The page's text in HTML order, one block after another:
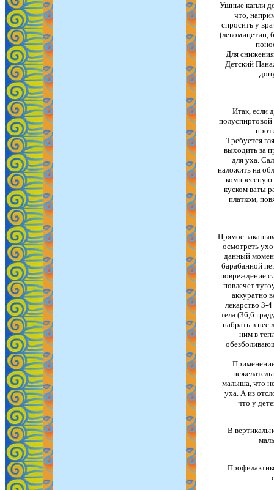
Ушные капли
что,
спросить у
(левомицетин,
Для
Детский
Итак, если
Требуется
выходить за
для уха.
наложить на
компрессную
куском ваты
платком,
Прямое
осмотреть
данный
барабанной
повреждение
повлечет
аккуратно
лекарство 3-
тела (36,6
набрать в нее
ним в
малыша, что
уха. А из
что у
В